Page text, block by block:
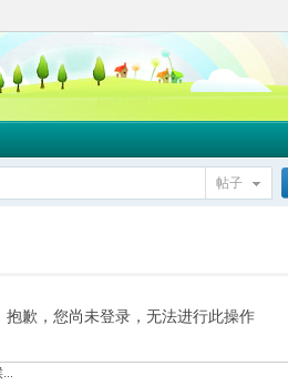
帖子
抱歉，您尚未登录，无法进行此操作